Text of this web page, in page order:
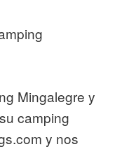
Mingalegre y
camping
y nos